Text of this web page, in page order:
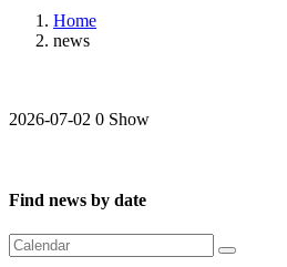
Home
news
2026-07-02 0 Show
Find news by date